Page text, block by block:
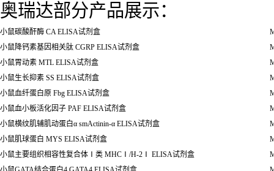
奥瑞达部分产品展示：
小鼠碳酸酐酶 CA ELISA试剂盒
小鼠降钙素基因相关肽 CGRP ELISA试剂盒
小鼠胃动素 MTL ELISA试剂盒
小鼠生长抑素 SS ELISA试剂盒
小鼠血纤蛋白原 Fbg ELISA试剂盒
小鼠血小板活化因子 PAF ELISA试剂盒
小鼠横纹肌辅肌动蛋白α smActinin-α ELISA试剂盒
小鼠肌球蛋白 MYS ELISA试剂盒
小鼠主要组织相容性复合体
类 MHC /H-2 ELISA试剂盒